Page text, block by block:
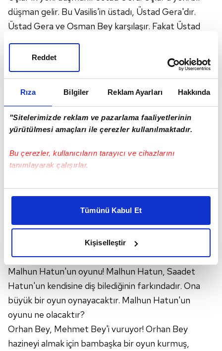
Rıza Bilgiler Reklam Ayarları Hakkında
"Sitelerimizde reklam ve pazarlama faaliyetlerinin
yürütülmesi amaçları ile çerezler kullanılmaktadır.
Bu çerezler, kullanıcıların tarayıcı ve cihazlarını
tanımlayarak çalışırlar.
Bu çerezlere izin vermeniz halinde sizlere özel
daha iyi reklam deneyimi yaşatabiliriz. Bunu yaparken
amacımızın size daha iyi bir reklam deneyimi sunmak
elimizden gelen çabayı gösterdiğimizi ve bu noktada,
kalemimiz olduğunu sizlere hatırlatmak isteriz.
Her halükârda, kullanıcılar, bu çerezlere izin vermedikleri
takdirde, kullanıcılara hedefli reklamlar
gösterilmeyecektir."
Sizlere daha iyi bir hizmet sunabilmek için İnternet
Tümünü Kabul Et
Kişiselleştir
Reddet
düşman gelir. Bu Vasilis'in üstadı, Üstad Gera'dır.
Üstad Gera ve Osman Bey karşılaşır. Fakat Üstad
Gera kimliğini gizler. Tüccar olarak karşısına çıkar
Osman Bey'in. Osman Bey onu
eder. Osman Bey, Gera'dan şüphelenmiş midir?
gelişiyle Uçlar iyice karışacaktır. Üstad Gera
hamlesine derhal başlar. Osman'ın en güvendiği
adamını en güvendiği yerde öldüreceklerdir. Vasilis,
Malhun Hatun'un oyunu! Malhun Hatun, Saadet
Hatun'un kendisine diş bilediğinin farkındadır. Ona
büyük bir oyun oynayacaktır. Malhun Hatun'un
oyunu ne olacaktır?
Orhan Bey, Mehmet Bey'i vuruyor! Orhan Bey
hazineyi almak için bambaşka bir oyun kurmuş,